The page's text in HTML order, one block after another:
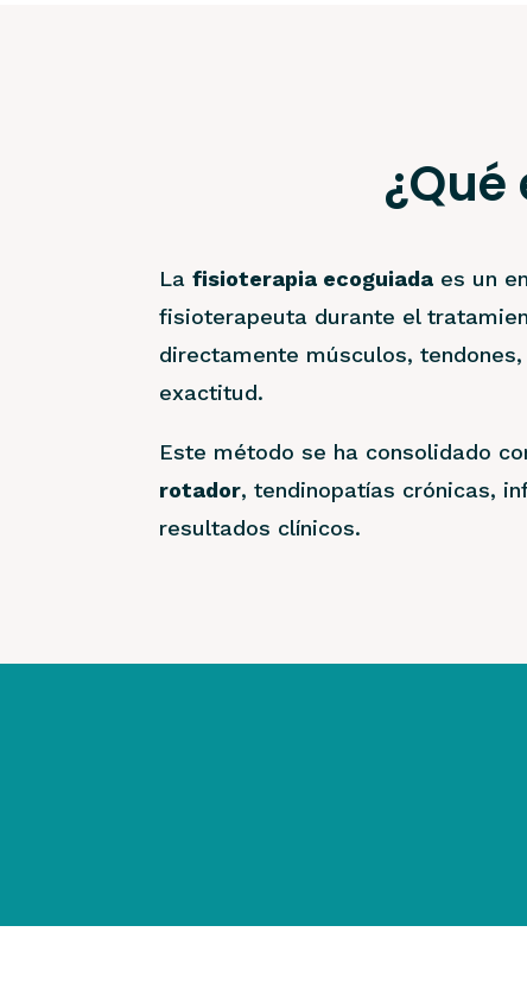
Lafisioterapia ecoguiada es un
fisioterapeuta durante el
directamente músculos,
exactitud.
Este método se ha consolidado
rotador, tendinopatías crónicas,
resultados clínicos.